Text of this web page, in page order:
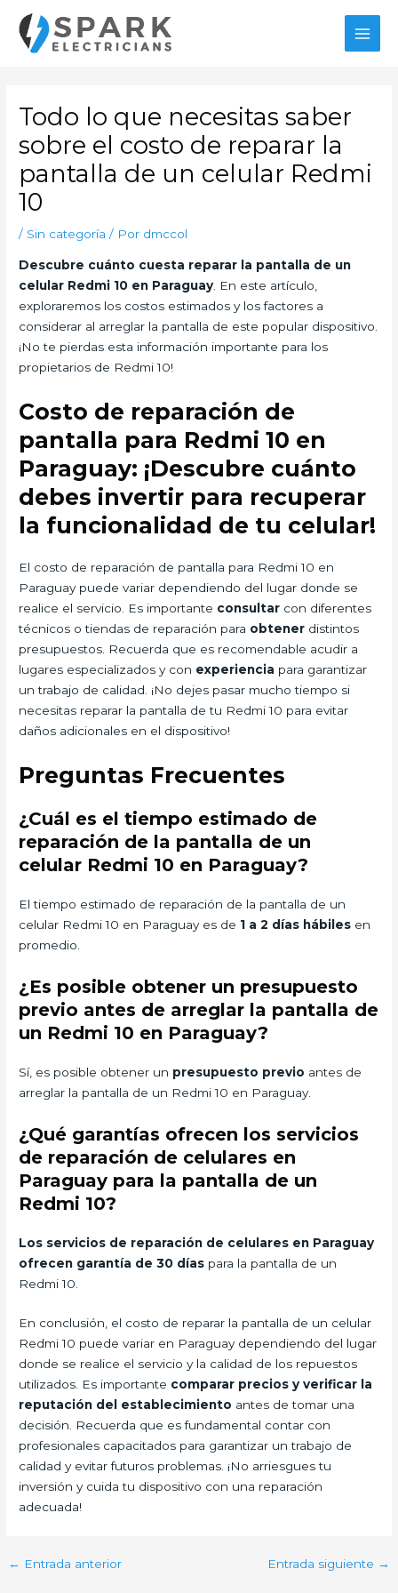
contenido
Todo lo que necesitas saber
sobre el costo de reparar la
pantalla de un celular Redmi
10
/ Sin categoría / Por dmccol
Descubre cuánto cuesta reparar la pantalla de un
celular Redmi 10 en Paraguay . En este artículo,
exploraremos los costos estimados y los factores a
considerar al arreglar la pantalla de este popular dispositivo.
¡No te pierdas esta información importante para los
propietarios de Redmi 10!
Costo de reparación de
pantalla para Redmi 10 en
Paraguay: ¡Descubre cuánto
debes invertir para recuperar
la funcionalidad de tu celular!
El costo de reparación de pantalla para Redmi 10 en
Paraguay puede variar dependiendo del lugar donde se
realice el servicio. Es importante consultar con diferentes
técnicos o tiendas de reparación para obtener distintos
presupuestos. Recuerda que es recomendable acudir a
lugares especializados y con experiencia para garantizar
un trabajo de calidad. ¡No dejes pasar mucho tiempo si
necesitas reparar la pantalla de tu Redmi 10 para evitar
daños adicionales en el dispositivo!
Preguntas Frecuentes
¿Cuál es el tiempo estimado de
reparación de la pantalla de un
celular Redmi 10 en Paraguay?
El tiempo estimado de reparación de la pantalla de un
celular Redmi 10 en Paraguay es de 1 a 2 días hábiles en
promedio.
¿Es posible obtener un presupuesto
previo antes de arreglar la pantalla de
un Redmi 10 en Paraguay?
Sí, es posible obtener un presupuesto previo antes de
arreglar la pantalla de un Redmi 10 en Paraguay.
¿Qué garantías ofrecen los servicios
de reparación de celulares en
Paraguay para la pantalla de un
Redmi 10?
Los servicios de reparación de celulares en Paraguay
ofrecen garantía de 30 días para la pantalla de un
Redmi 10.
En conclusión, el costo de reparar la pantalla de un celular
Redmi 10 puede variar en Paraguay dependiendo del lugar
donde se realice el servicio y la calidad de los repuestos
utilizados. Es importante comparar precios y verificar la
reputación del establecimiento antes de tomar una
decisión. Recuerda que es fundamental contar con
profesionales capacitados para garantizar un trabajo de
calidad y evitar futuros problemas. ¡No arriesgues tu
inversión y cuida tu dispositivo con una reparación
adecuada!
← Entrada anterior Entrada siguiente →